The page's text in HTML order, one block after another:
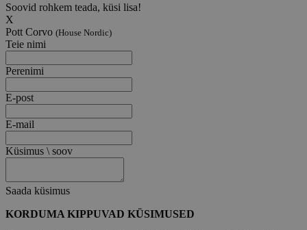
Soovid rohkem teada, küsi lisa!
X
Pott Corvo (House Nordic)
Teie nimi
Perenimi
E-post
E-mail
Küsimus \ soov
Saada küsimus
KORDUMA KIPPUVAD KÜSIMUSED